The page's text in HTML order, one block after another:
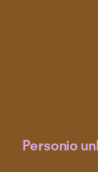
Personio